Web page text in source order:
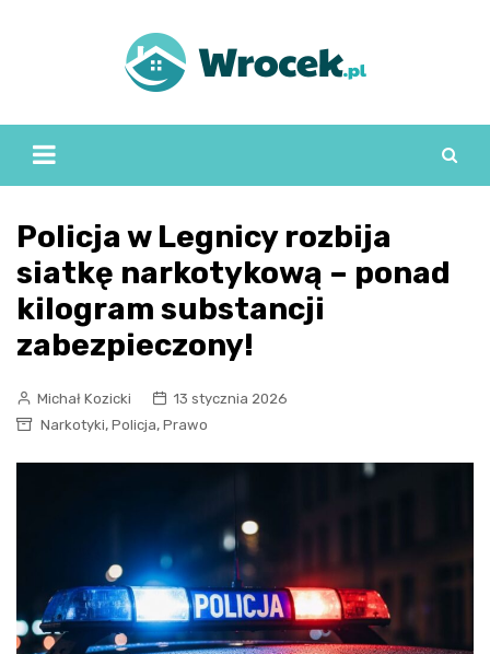
Policja w Legnicy rozbija
siatkę narkotykową – ponad
kilogram substancji
zabezpieczony!
Michał Kozicki
13 stycznia 2026
Narkotyki, Policja, Prawo